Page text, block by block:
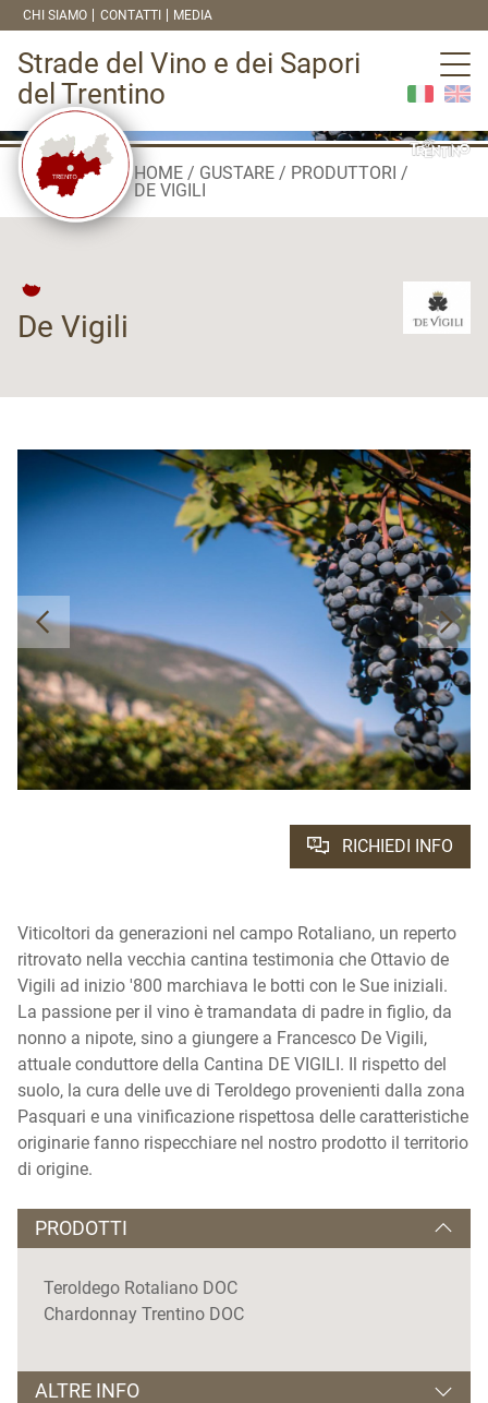
CHI SIAMO CONTATTI MEDIA
Strade del Vino e dei Sapori
del Trentino
HOME GUSTARE
PRODUTTORI
DE VIGILI
De Vigili
RICHIEDI INFO
Viticoltori da generazioni nel campo Rotaliano, un reperto
ritrovato nella vecchia cantina testimonia che Ottavio de
Vigili ad inizio '800 marchiava le botti con le Sue iniziali.
La passione per il vino è tramandata di padre in figlio, da
nonno a nipote, sino a giungere a Francesco De Vigili,
attuale conduttore della Cantina DE VIGILI. Il rispetto del
suolo, la cura delle uve di Teroldego provenienti dalla zona
Pasquari e una vinificazione rispettosa delle caratteristiche
originarie fanno rispecchiare nel nostro prodotto il territorio
di origine.
PRODOTTI
Teroldego Rotaliano DOC
Chardonnay Trentino DOC
ALTRE INFO